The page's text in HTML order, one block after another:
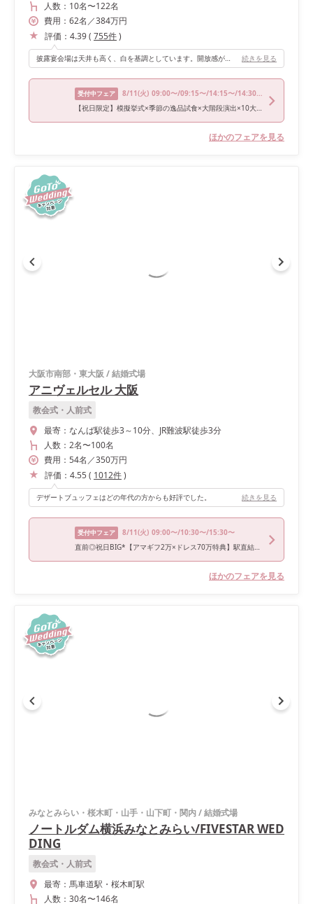
人数： 10名〜122名
費用： 62名 ／384万円
評価： 4.39( 755件)
披露宴会場は天井も高く、白を基調としています。開放感があり、とても清潔感があります。どんなコーディネートにも合いそうな披露宴会場は、テーマはこれ！ときめてる花嫁様にもおすすめです。 また、階段もあり、プラネタリウムで星がたくさんの中お色直しで入場するシーンは迫力もあって圧巻だったと友人に言われました♡ 続きを見る
受付中フェア 8/11(火) 09:00〜/09:15〜/14:15〜/14:30〜/18:00〜
【祝日限定】模擬挙式×季節の逸品試食×大階段演出×10大特典
ほかのフェアを見る
大阪市南部・東大阪 /結婚式場
アニヴェルセル 大阪
教会式・人前式
最寄： なんば駅徒歩3～10分、JR難波駅徒歩3分
人数： 2名〜100名
費用： 54名 ／350万円
評価： 4.55( 1012件)
デザートブュッフェはどの年代の方からも好評でした。 続きを見る
受付中フェア 8/11(火) 09:00〜/10:30〜/15:30〜
直前◎祝日BIG*【アマギフ2万×ドレス70万特典】駅直結◎憧れ大聖堂&4万コース試食
ほかのフェアを見る
みなとみらい・桜木町・山手・山下町・関内/結婚式場
ノートルダム横浜みなとみらい/FIVESTAR WED
DING
教会式・人前式
最寄： 馬車道駅・桜木町駅
人数： 30名〜146名